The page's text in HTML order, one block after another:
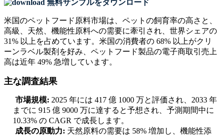
無料サンプルをダウンロード
米国のペットフード原料市場は、ペットの飼育率の高さと、
高級、天然、機能性原料への需要に牽引され、世界シェアの
31% 以上を占めています。米国の消費者の 68% 以上がクリ
ーンラベル製剤を好み、ペットフード製品の電子商取引売上
高は近年 49% 急増しています。
主な調査結果
市場規模: 2025 年には 417 億 1000 万と評価され、2033 年
までに 915 億 9000 万に達すると予想され、予測期間中に
10.33% の CAGR で成長します。
成長の原動力: 天然原料の需要は 58% 増加し、機能性添